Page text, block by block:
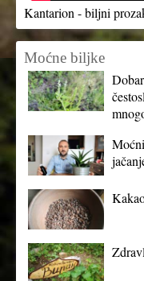
Kantarion - biljni
Moćne biljke